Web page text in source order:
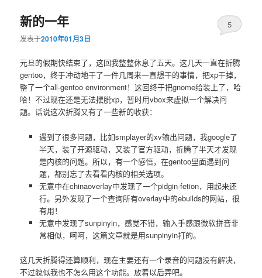
新的一年
发表于2010年01月3日
5
元旦的假期快结束了，这回我整整休息了五天。这几天一直在折腾
gentoo，终于冲动地干了一件几周来一直想干的事情，把xp干掉，
整了一个all-gentoo environment！这回终于把gnome给装上了，哈
哈！不过现在还是无法摆脱xp，暂时用vbox来虚拟一个解决问
题。话说这次折腾又有了一些新的收获：
遇到了很多问题，比如smplayer的xv输出问题，我google了
半天，装了开源驱动，又装了官方驱动，折腾了半天才发现
是内核的问题。所以，有一个感悟，在gentoo里面遇到问
题，都别忘了去看看内核的相关选项。
无意中在chinaoverlay中发现了一个pidgin-fetion，用起来还
行。另外发现了一个查询所有overlay中的ebuilds的网站，很
有用！
无意中发现了sunpinyin，感觉不错，输入手感跟微软拼音非
常相似，呵呵，这篇文章就是用sunpinyin打的。
这几天折腾得还算顺利，现在主要还有一个录音的问题没有解决，
不过貌似我也不怎么用这个功能。放着以后弄吧。